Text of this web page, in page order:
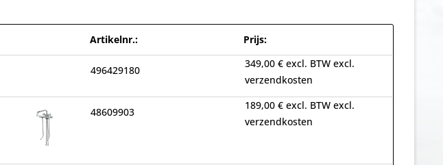
Artikelnr.: Prijs:
496429180
349,00 € excl. BTW excl.
verzendkosten
48609903
189,00 € excl. BTW excl.
verzendkosten